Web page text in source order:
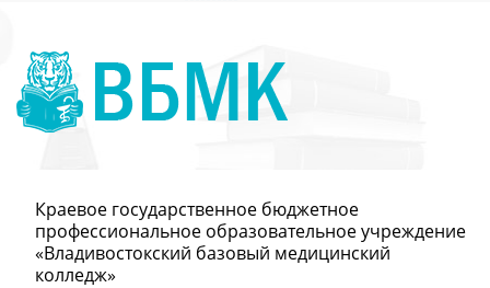
Краевое государственное бюджетное
профессиональное образовательное учреждение
«Владивостокский базовый медицинский
колледж»